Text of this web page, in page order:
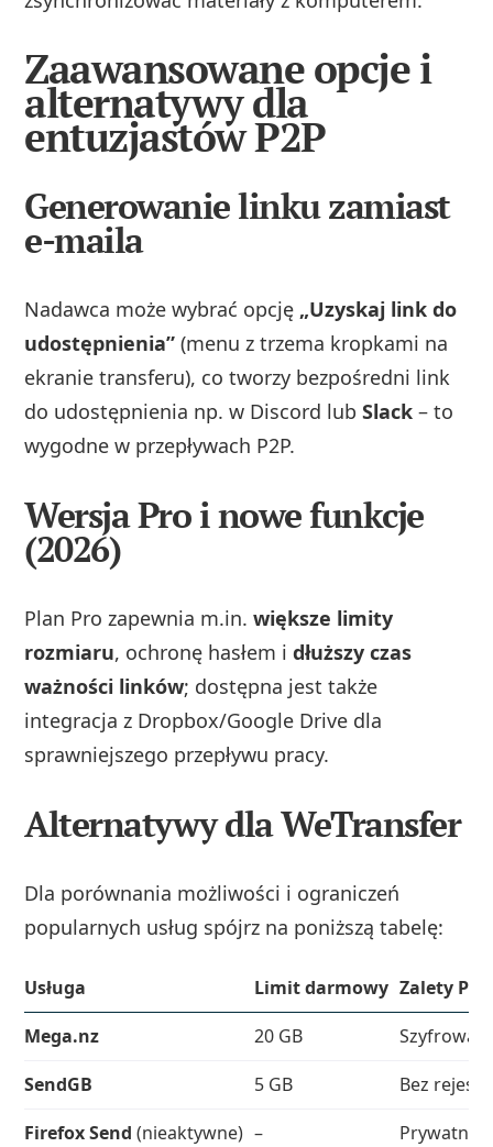
Zaawansowane opcje i
alternatywy dla
entuzjastów P2P
Generowanie linku zamiast
e-maila
Nadawca może wybrać opcję „Uzyskaj link do
udostępnienia” (menu z trzema kropkami na
ekranie transferu), co tworzy bezpośredni link
do udostępnienia np. w Discord lubSlack – to
wygodne w przepływach P2P.
Wersja Pro i nowe funkcje
(2026)
Plan Pro zapewnia m.in.większe limity
rozmiaru, ochronę hasłem idłuższy czas
ważności linków; dostępna jest także
integracja z Dropbox/Google Drive dla
sprawniejszego przepływu pracy.
Alternatywy dla WeTransfer
Dla porównania możliwości i ograniczeń
popularnych usług spójrz na poniższą tabelę:
Usługa Limit darmowy Zalety P2P
Mega.nz
20 GB
SendGB
5 GB
Bez
Firefox Send (nieaktywne) –